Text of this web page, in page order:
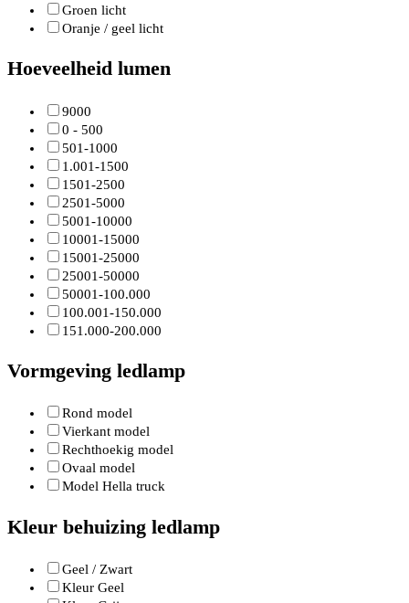
Groen licht
Oranje / geel licht
Hoeveelheid lumen
9000
0 - 500
501-1000
1.001-1500
1501-2500
2501-5000
5001-10000
10001-15000
15001-25000
25001-50000
50001-100.000
100.001-150.000
151.000-200.000
Vormgeving ledlamp
Rond model
Vierkant model
Rechthoekig model
Ovaal model
Model Hella truck
Kleur behuizing ledlamp
Geel / Zwart
Kleur Geel